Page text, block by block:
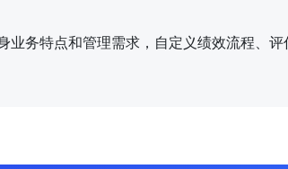
务特点和管理需求，自定义绩效流程、